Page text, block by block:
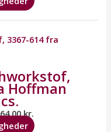
Hoffman
kr.
vare
varianter.
Mulighederne
på